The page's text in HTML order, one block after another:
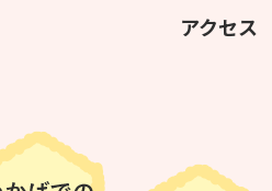
アクセス